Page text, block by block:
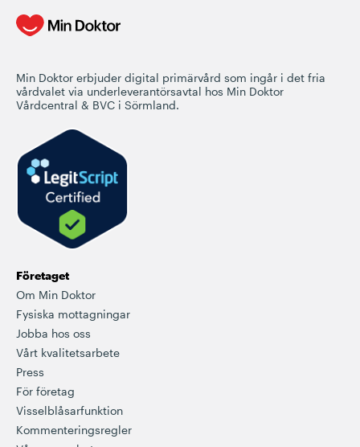
Min Doktor erbjuder digital primärvård som ingår i det fria
vårdvalet via underleverantörsavtal hos Min Doktor
Vårdcentral & BVC i Sörmland.
Företaget
Om Min Doktor
Fysiska mottagningar
Jobba hos oss
Vårt kvalitetsarbete
Press
För företag
Visselblåsarfunktion
Kommenteringsregler